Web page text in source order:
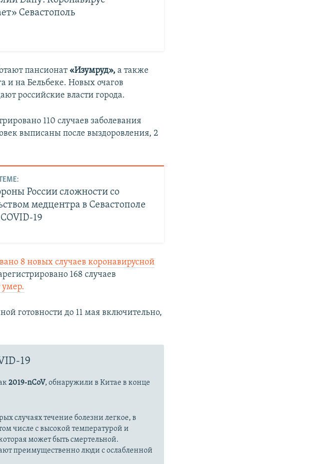
Севастополь
пансионат «Изумруд», а также
и на Бельбеке. Новых очагов
российские власти города.
110 случаев заболевания
выписаны после выздоровления, 2
России сложности со
медцентра в Севастополе
19
8 новых случаев коронавирусной
168 случаев
умер.
готовности до 11 мая включительно,
19
2019-nCoV, обнаружили в Китае в конце
случаях течение болезни легкое, в
числе с высокой температурой и
может быть смертельной.
преимущественно люди с ослабленной